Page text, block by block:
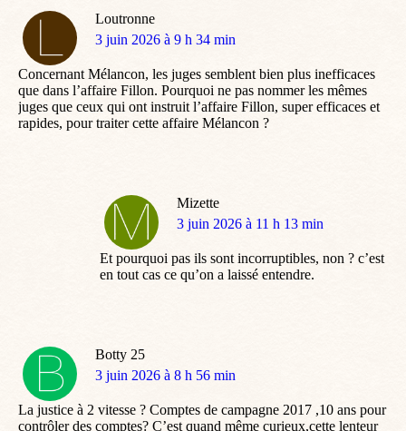
Loutronne
dit
3 juin 2026 à 9 h 34 min
Concernant Mélancon, les juges semblent bien plus inefficaces
que dans l’affaire Fillon. Pourquoi ne pas nommer les mêmes
juges que ceux qui ont instruit l’affaire Fillon, super efficaces et
rapides, pour traiter cette affaire Mélancon ?
Mizette
dit
3 juin 2026 à 11 h 13 min
Et pourquoi pas ils sont incorruptibles, non ? c’est
en tout cas ce qu’on a laissé entendre.
Botty 25
dit
3 juin 2026 à 8 h 56 min
La justice à 2 vitesse ? Comptes de campagne 2017 ,10 ans pour
contrôler des comptes? C’est quand même curieux,cette lenteur